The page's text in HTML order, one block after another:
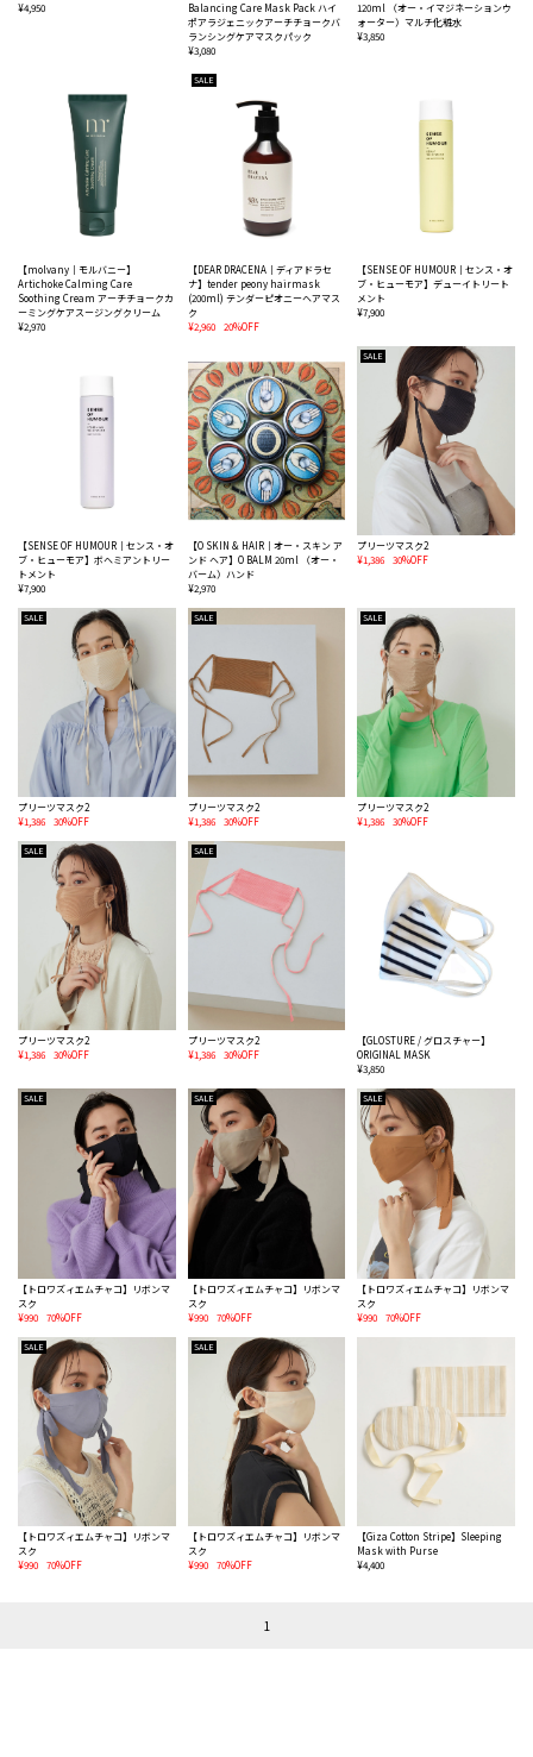
¥4,950
Balancing Care Mask Pack ハイ
ポアラジェニックアーチチョークバ
ランシングケアマスクパック
¥3,080
120ml （オー・イマジネーションウ
ォーター）マルチ化粧水
¥3,850
【molvany｜モルバニー】
Artichoke Calming Care
Soothing Cream アーチチョークカ
ーミングケアスージングクリーム
¥2,970
SALE
【DEAR DRACENA｜ディアドラセ
ナ】tender peony hairmask
(200ml) テンダーピオニーヘアマス
ク
¥2,960
20%OFF
【SENSE OF HUMOUR｜センス・オ
ブ・ヒューモア】デューイトリート
メント
¥7,900
【SENSE OF HUMOUR｜センス・オ
ブ・ヒューモア】ボヘミアントリー
トメント
¥7,900
【O SKIN & HAIR｜オー・スキン ア
ンド ヘア】O BALM 20ml （オー・
バーム）ハンド
¥2,970
SALE
プリーツマスク2
¥1,386
30%OFF
SALE
プリーツマスク2
¥1,386
30%OFF
SALE
プリーツマスク2
¥1,386
30%OFF
SALE
プリーツマスク2
¥1,386
30%OFF
SALE
プリーツマスク2
¥1,386
30%OFF
SALE
プリーツマスク2
¥1,386
30%OFF
【GLOSTURE / グロスチャー】
ORIGINAL MASK
¥3,850
SALE
【トロワズィエムチャコ】リボンマ
スク
¥990
70%OFF
SALE
【トロワズィエムチャコ】リボンマ
スク
¥990
70%OFF
SALE
【トロワズィエムチャコ】リボンマ
スク
¥990
70%OFF
SALE
【トロワズィエムチャコ】リボンマ
スク
¥990
70%OFF
SALE
【トロワズィエムチャコ】リボンマ
スク
¥990
70%OFF
【Giza Cotton Stripe】Sleeping
Mask with Purse
¥4,400
1